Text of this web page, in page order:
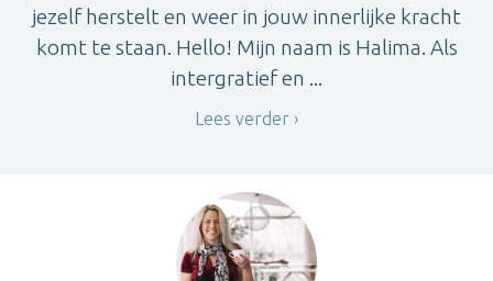
jezelf herstelt en weer in jouw innerlijke kracht
komt te staan. Hello! Mijn naam is Halima. Als
intergratief en ...
Lees verder